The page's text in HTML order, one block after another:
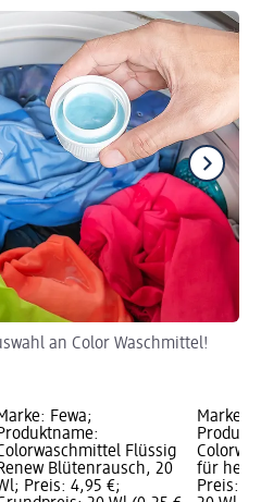
an Color Waschmittel!
Fewa;
Flüssig
Blütenrausch, 20
Preis: 4,95 €;
Marke:
für helle
Preis: